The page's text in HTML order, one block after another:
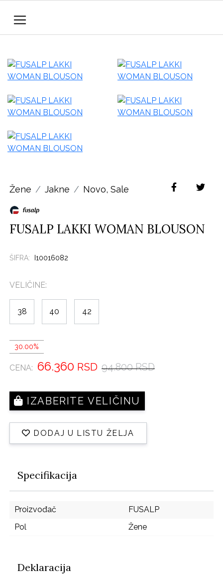
Žene Jakne Novo, Sale
FUSALP LAKKI WOMAN BLOUSON
ŠIFRA: I10016082
VELIČINE:
38 40 42
30.00%
CENA: 66.360 RSD 94.800 RSD
IZABERITE VELIČINU
DODAJ U LISTU ŽELJA
Specifikacija
Proizvođač
FUSALP
Pol
Žene
Deklaracija